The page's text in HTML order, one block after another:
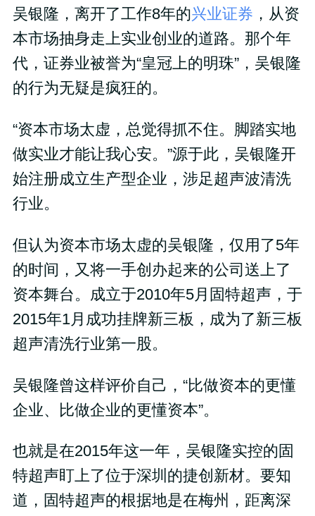
吴银隆，离开了工作8年的兴业证券 ，从资
本市场抽身走上实业创业的道路。那个年
代，证券业被誉为“皇冠上的明珠”，吴银隆
的行为无疑是疯狂的。
“资本市场太虚，总觉得抓不住。脚踏实地
做实业才能让我心安。”源于此，吴银隆开
始注册成立生产型企业，涉足超声波清洗
行业。
但认为资本市场太虚的吴银隆，仅用了5年
的时间，又将一手创办起来的公司送上了
资本舞台。成立于2010年5月固特超声，于
2015年1月成功挂牌新三板，成为了新三板
超声清洗行业第一股。
吴银隆曾这样评价自己，“比做资本的更懂
企业、比做企业的更懂资本”。
也就是在2015年这一年，吴银隆实控的固
特超声盯上了位于深圳的捷创新材。要知
道，固特超声的根据地是在梅州，距离深